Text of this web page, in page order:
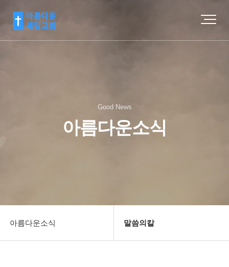
Good News
아름다운소식
아름다운소식 말씀의칼